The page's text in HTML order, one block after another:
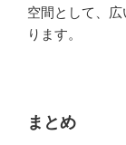
空間として、
ります。
まとめ